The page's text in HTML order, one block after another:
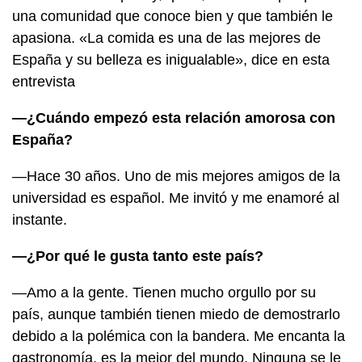
una comunidad que conoce bien y que también le
apasiona. «La comida es una de las mejores de
España y su belleza es inigualable», dice en esta
entrevista
—¿Cuándo empezó esta relación amorosa con
España?
—Hace 30 años. Uno de mis mejores amigos de la
universidad es español. Me invitó y me enamoré al
instante.
—¿Por qué le gusta tanto este país?
—Amo a la gente. Tienen mucho orgullo por su
país, aunque también tienen miedo de demostrarlo
debido a la polémica con la bandera. Me encanta la
gastronomía, es la mejor del mundo. Ninguna se le